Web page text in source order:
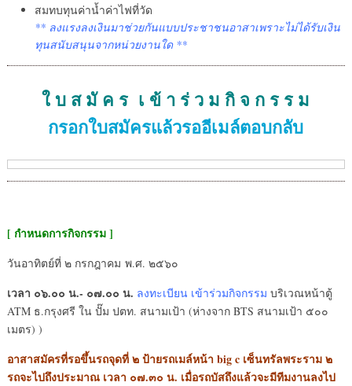
สมทบทุนค่าน้ำค่าไฟที่วัด
** ลงแรงลงเงินมาช่วยกันแบบประชาชนอาสาเพราะไม่ได้รับเงิน
ทุนสนับสนุนจากหน่วยงานใด **
ใ บ ส มั ค ร เ ข้ า ร่ ว ม กิ จ ก ร ร ม
กรอกใบสมัครแล้วรออีเมล์ตอบกลับ
[ กำหนดการกิจกรรม ]
วันอาทิตย์ที่ ๒ กรกฎาคม พ.ศ. ๒๕๖๐
เวลา ๐๖.๐๐ น.- ๐๗.๐๐ น. ลงทะเบียน เข้าร่วมกิจกรรม บริเวณหน้าตู้
ATM ธ.กรุงศรี ใน ปั๊ม ปตท. สนามเป้า (ห่างจาก BTS สนามเป้า ๕๐๐
เมตร) )
อาสาสมัครที่รอขึ้นรถจุดที่ ๒ ป้ายรถเมล์หน้า big c เซ็นทรัลพระราม ๒
รถจะไปถึงประมาณ เวลา ๐๗.๓๐ น. เมื่อรถบัสถึงแล้วจะมีทีมงานลงไป